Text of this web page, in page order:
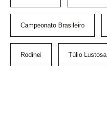
Campeonato Brasileiro
Rodinei Túlio Lustosa